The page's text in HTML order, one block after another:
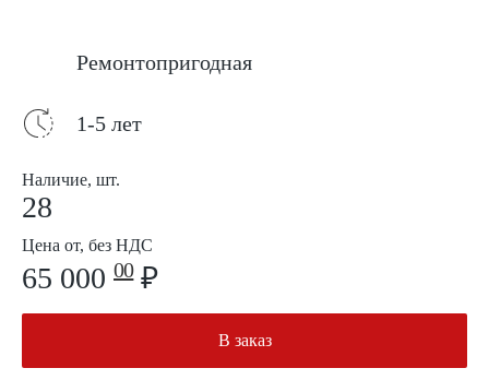
Ремонтопригодная
1-5 лет
Наличие, шт.
28
Цена от, без НДС
65 000 00₽
В заказ